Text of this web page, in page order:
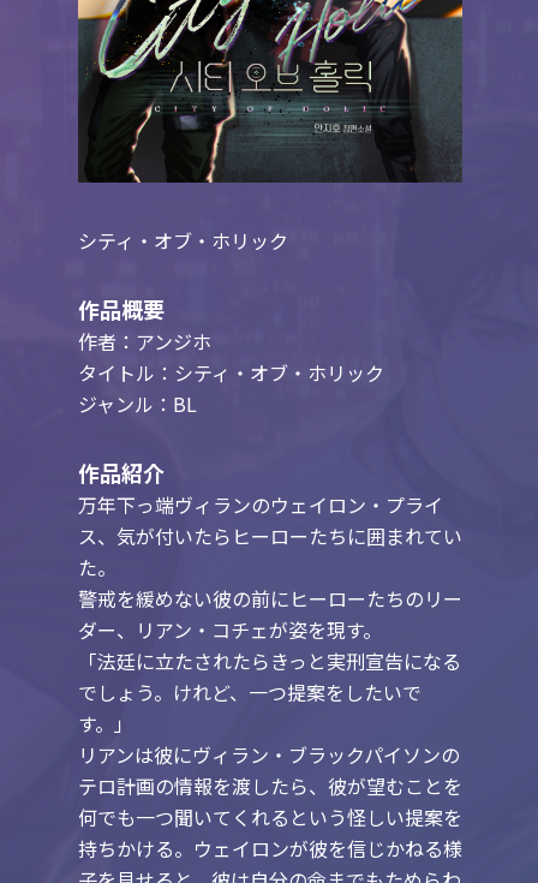
シティ・オブ・ホリック
作品概要
作者：アンジホ
タイトル：シティ・オブ・ホリック
ジャンル：BL
作品紹介
万年下っ端ヴィランのウェイロン・プライ
ス、気が付いたらヒーローたちに囲まれてい
た。
警戒を緩めない彼の前にヒーローたちのリー
ダー、リアン・コチェが姿を現す。
「法廷に立たされたらきっと実刑宣告になる
でしょう。けれど、一つ提案をしたいで
す。」
リアンは彼にヴィラン・ブラックパイソンの
テロ計画の情報を渡したら、彼が望むことを
何でも一つ聞いてくれるという怪しい提案を
持ちかける。ウェイロンが彼を信じかねる様